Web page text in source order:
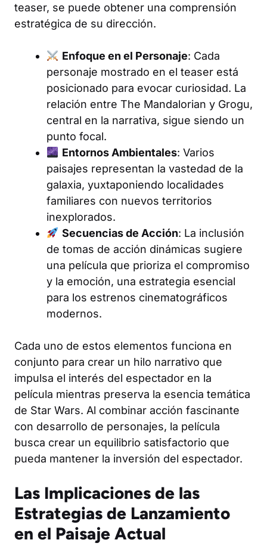
teaser, se puede obtener una comprensión
estratégica de su dirección.
Enfoque en el Personaje: Cada
personaje mostrado en el teaser está
posicionado para evocar curiosidad. La
relación entre The Mandalorian y Grogu,
central en la narrativa, sigue siendo un
punto focal.
Entornos Ambientales: Varios
paisajes representan la vastedad de la
galaxia, yuxtaponiendo localidades
familiares con nuevos territorios
inexplorados.
Secuencias de Acción: La inclusión
de tomas de acción dinámicas sugiere
una película que prioriza el compromiso
y la emoción, una estrategia esencial
para los estrenos cinematográficos
modernos.
Cada uno de estos elementos funciona en
conjunto para crear un hilo narrativo que
impulsa el interés del espectador en la
película mientras preserva la esencia temática
de Star Wars. Al combinar acción fascinante
con desarrollo de personajes, la película
busca crear un equilibrio satisfactorio que
pueda mantener la inversión del espectador.
Las Implicaciones de las
Estrategias de Lanzamiento
en el Paisaje Actual